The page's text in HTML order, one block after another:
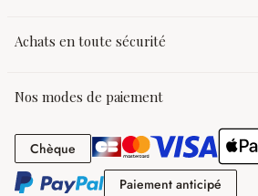
Achats en toute sécurité
Nos modes de paiement
Chèque Chèque
Paiement anticipé